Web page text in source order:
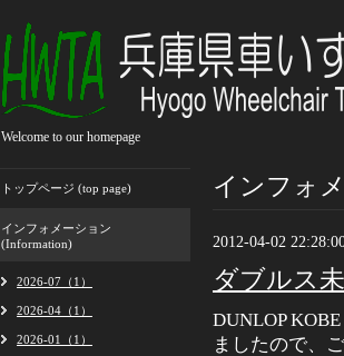
Welcome to our homepage
インフォ
2012-04-02
ダブルス
DUNLOP
ましたので、
トップページ (top page)
インフォメーション
(Information)
2026-07（1）
2026-04（1）
2026-01（1）